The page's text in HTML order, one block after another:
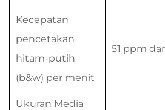
Kecepatan
pencetakan
hitam-putih
(b&w) per menit
51 ppm
Ukuran Media